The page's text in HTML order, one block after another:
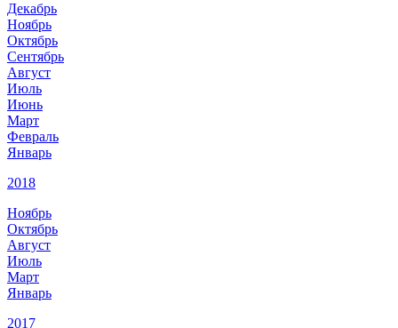
Декабрь
Ноябрь
Октябрь
Сентябрь
Август
Июль
Июнь
Март
Февраль
Январь
2018
Ноябрь
Октябрь
Август
Июль
Март
Январь
2017